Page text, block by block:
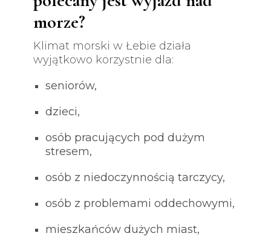
morze?
Klimat morski w Łebie działa
wyjątkowo korzystnie dla:
seniorów,
dzieci,
osób pracujących pod dużym
stresem,
osób z niedoczynnością tarczycy,
osób z problemami oddechowymi,
mieszkańców dużych miast,